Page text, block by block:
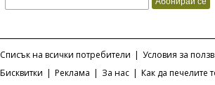
Списък на всички потребители | Условия за
Бисквитки | Реклама | За нас | Как да печелите